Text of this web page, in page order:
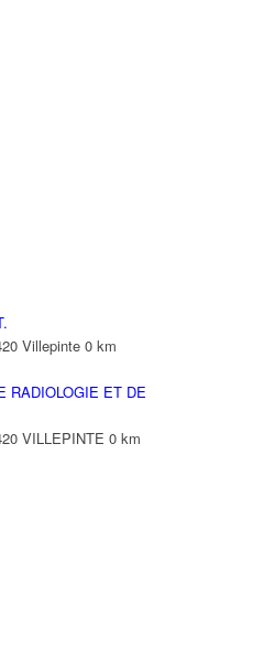
Villepinte 0 km
RADIOLOGIE ET DE
VILLEPINTE 0 km